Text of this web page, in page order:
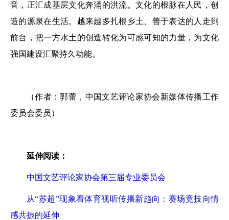
音，正汇成基层文化奔涌的洪流。文化的根脉在人民，创
造的源泉在生活。越来越多扎根乡土、善于表达的人走到
前台，把一方水土的创造转化为可感可知的力量，为文化
强国建设汇聚持久动能。
（作者：郭蕾，中国文艺评论家协会新媒体传播工作
委员会委员）
延伸阅读：
中国文艺评论家协会第三届专业委员会
从“苏超”现象看体育视听传播新趋向：赛场竞技向情
感共振的延伸